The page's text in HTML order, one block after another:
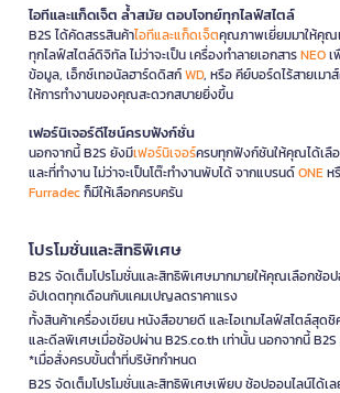
ไอทีและแก็ดเจ็ต ล้ำสมัย ตอบโจทย์ทุกไลฟ์สไตล์
B2S ได้คัดสรรสินค้าไอทีและแก็ดเจ็ตคุณภาพเยี่ยมมาให้คุณ
ทุกไลฟ์สไตล์ดิจิทัล ไม่ว่าจะเป็น เครื่องทำลายเอกสารNEOเ
ข้อมูล, เอ็กซ์เทอนัลฮาร์ดดิสก์WD, หรือ คีย์บอร์ดไร้สายเมา
ให้การทำงานของคุณสะดวกสบายยิ่งขึ้น
เฟอร์นิเจอร์ดีไซน์ครบฟังก์ชั่น
นอกจากนี้ B2S ยังมีเฟอร์นิเจอร์ครบทุกฟังก์ชันให้คุณได้เลื
และที่ทำงาน ไม่ว่าจะเป็นโต๊ะทำงานพับได้ จากแบรนด์ONEห
Furradecก็มีให้เลือกครบครัน
โปรโมชั่นและสิทธิพิเศษ
B2S จัดเต็มโปรโมชั่นและสิทธิพิเศษมากมายให้คุณเลือกช้อ
อัปเดตทุกเดือนกับแคมเปญลดราคาแรง
ทั้งสินค้าเครื่องเขียน หนังสือขายดี และไอเทมไลฟ์สไตล์สุด
และดีลพิเศษเมื่อช้อปผ่าน B2S.co.th เท่านั้น นอกจากนี้
*เมื่อสั่งครบขั้นต่ำที่บริษัทกำหนด
B2S จัดเต็มโปรโมชั่นและสิทธิพิเศษเพียบ ช้อปออนไลน์ได้เ